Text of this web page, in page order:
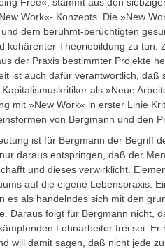
Work«- Konzepts. Die »New
dem berühmt-berüchtigten
kohärenter Theoriebildung zu tun.
der Praxis bestimmter Projekte
ist auch dafür verantwortlich, daß
als »Neue
mit »New Work« in erster Linie
von Bergmann und den
ist für Bergmann der Begriff
daraus entspringen, daß der
und dieses verwirklicht.
auf die eigene Lebenspraxis.
es als handelndes sich mit den
Daraus folgt für Bergmann nicht,
Lohnarbeiter frei sei.
will damit sagen, daß nicht jede